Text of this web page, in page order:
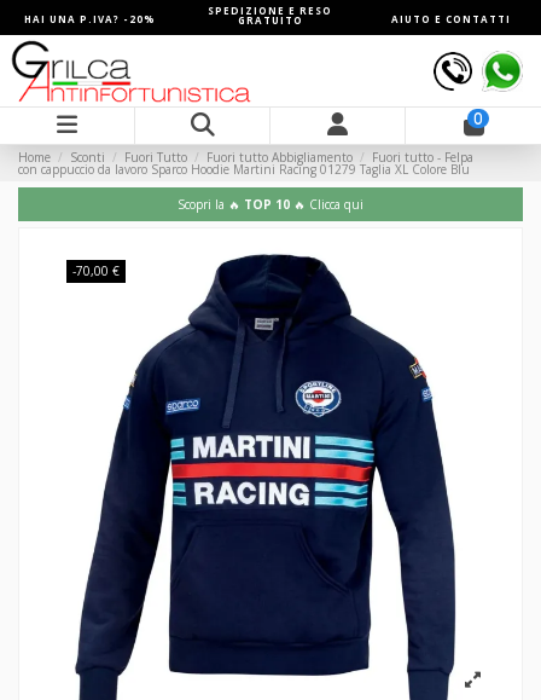
HAI UNA P.IVA? -20%
SPEDIZIONE E RESO
GRATUITO AIUTO E CONTATTI
0
Home Sconti Fuori Tutto Fuori tutto Abbigliamento Fuori tutto - Felpa
con cappuccio da lavoro Sparco Hoodie Martini Racing 01279 Taglia XL Colore Blu
Scopri la 🔥 TOP 10 🔥 Clicca qui
-70,00 €